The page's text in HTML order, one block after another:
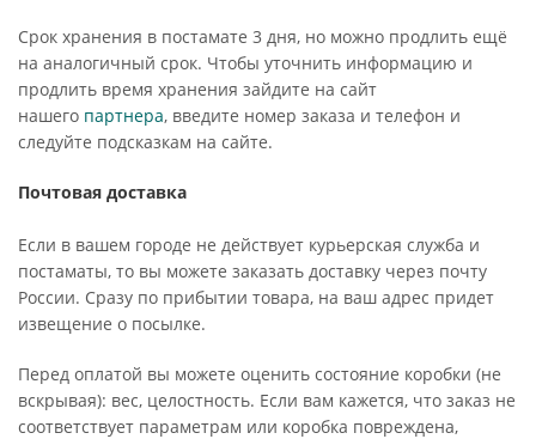
Срок хранения в постамате 3 дня, но можно продлить ещё
на аналогичный срок. Чтобы уточнить информацию и
продлить время хранения зайдите на сайт
нашего партнера, введите номер заказа и телефон и
следуйте подсказкам на сайте.
Почтовая доставка
Если в вашем городе не действует курьерская служба и
постаматы, то вы можете заказать доставку через почту
России. Сразу по прибытии товара, на ваш адрес придет
извещение о посылке.
Перед оплатой вы можете оценить состояние коробки (не
вскрывая): вес, целостность. Если вам кажется, что заказ не
соответствует параметрам или коробка повреждена,